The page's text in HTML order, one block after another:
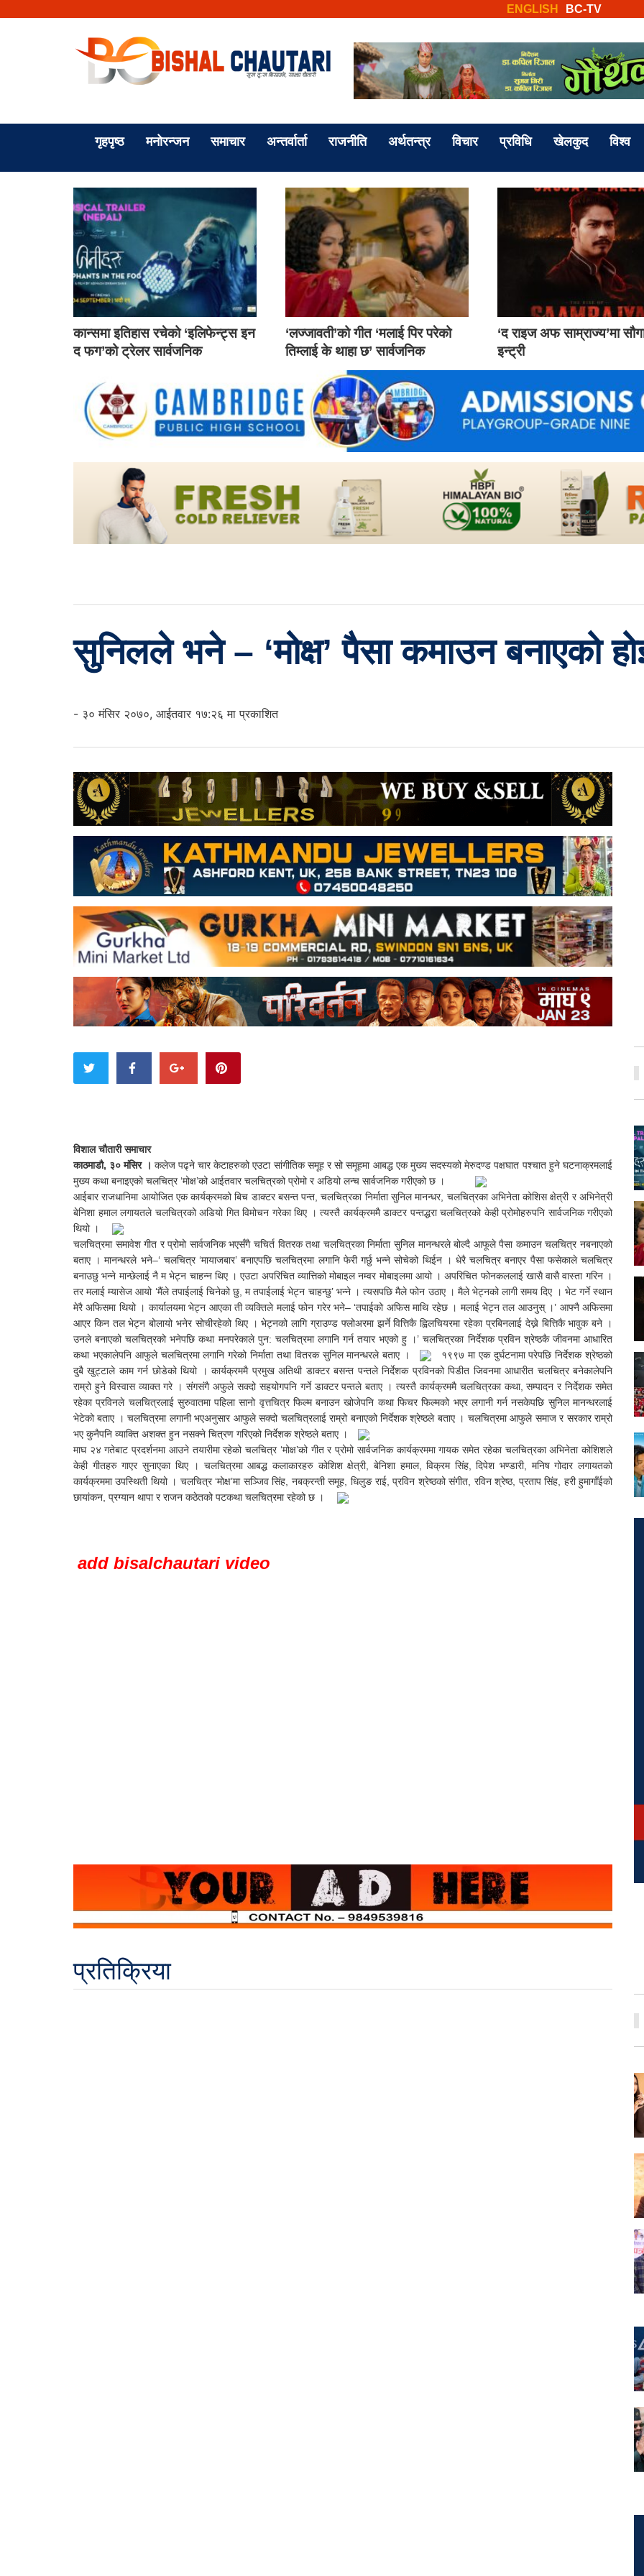
BC-TV
ENGLISH
गृहपृष्ठ मनोरन्जन समाचार अन्तर्वार्ता राजनीति अर्थतन्त्र विचार प्रविधि खेलकुद विश्व
कान्समा इतिहास रचेको ‘इलिफेन्ट्स इन
द फग’को ट्रेलर सार्वजनिक
‘लज्जावती’को गीत ‘मलाई पिर परेको
तिम्लाई के थाहा छ’ सार्वजनिक
‘द राइज अफ साम्राज्य’मा
इन्ट्री
सुनिलले भने – ‘मोक्ष’ पैसा कमाउन बनाएको
- ३० मंसिर २०७०, आईतवार १७:२६ मा प्रकाशित
विशाल चौतारी समाचार
काठमाडौ, ३० मंसिर । कलेज पढ्ने चार केटाहरुको एउटा सांगीतिक समूह र सो समूहमा आबद्ध एक मुख्य सदस्यको मेरुदण्ड पक्षघात पश्चात हुने घटनाक्रमलाई
मुख्य कथा बनाइएको चलचित्र ‘मोक्ष’को आईतवार चलचित्रको प्रोमो र अडियो लन्च सार्वजनिक गरीएको छ ।
आईबार राजधानिमा आयोजित एक कार्यक्रमको बिच डाक्टर बसन्त पन्त, चलचित्रका निर्माता सुनिल मानन्धर, चलचित्रका अभिनेता कोशिस क्षेत्री र अभिनेत्री
बेनिशा हमाल लगायतले चलचित्रको अडियो गित विमोचन गरेका थिए । त्यस्तै कार्यक्रममै डाक्टर पन्तद्धरा चलचित्रको केही प्रोमोहरुपनि सार्वजनिक गरीएको
थियो ।
चलचित्रमा समावेश गीत र प्रोमो सार्वजनिक भएसँगै चचिर्त वितरक तथा चलचित्रका निर्माता सुनिल मानन्धरले बोल्दै आफूले पैसा कमाउन चलचित्र नबनाएको
बताए । मानन्धरले भने–‘ चलचित्र ‘मायाजबार’ बनाएपछि चलचित्रमा लगानि फेरी गर्छु भन्ने सोचेको थिईन । धेरै चलचित्र बनाएर पैसा फसेकाले चलचित्र
बनाउछु भन्ने मान्छेलाई नै म भेट्न चाहन्न थिए । एउटा अपरिचित व्यात्तिको मोबाइल नम्वर मोबाइलमा आयो । अपरिचित फोनकललाई खासै वासै वास्ता गरिन ।
तर मलाई म्यासेज आयो ‘मैंले तपाईलाई चिनेको छु, म तपाईलाई भेट्न चाहन्छु’ भन्ने । त्यसपछि मैले फोन उठाए । मैले भेट्नको लागी समय दिए । भेट गर्ने स्थान
मेरै अफिसमा थियो । कार्यालयमा भेट्न आएका ती व्यक्तिले मलाई फोन गरेर भने– ‘तपाईको अफिस माथि रहेछ । मलाई भेट्न तल आउनुस् ।’ आफ्नै अफिसमा
आएर किन तल भेट्न बोलायो भनेर सोचीरहेको थिए । भेट्नको लागि ग्राउण्ड फ्लोअरमा झर्ने वित्तिकै ह्विलचियरमा रहेका प्रबिनलाई देख्ने बित्तिकै भावुक बने ।
उनले बनाएको चलचित्रको भनेपछि कथा मनपरेकाले पुन: चलचित्रमा लगानि गर्न तयार भएको हु ।’ चलचित्रका निर्देशक प्रविन श्रेष्ठकै जीवनमा आधारित
कथा भएकालेपनि आफुले चलचित्रमा लगानि गरेको निर्माता तथा वितरक सुनिल मानन्धरले बताए ।
१९९७ मा एक दुर्घटनामा परेपछि निर्देशक श्रेष्ठको
दुबै खुट्टाले काम गर्न छोडेको थियो । कार्यक्रममै प्रमुख अतिथी डाक्टर बसन्त पन्तले निर्देशक प्रविनको पिडीत जिवनमा आधारीत चलचित्र बनेकालेपनि
राम्रो हुने विस्वास व्याक्त गरे । संगसंगै अफुले सक्दो सहयोगपनि गर्ने डाक्टर पन्तले बताए । त्यस्तै कार्यक्रममै चलचित्रका कथा, सम्पादन र निर्देशक समेत
रहेका प्रविनले चलचित्रलाई सुरुवातमा पहिला सानो वृत्तचित्र फिल्म बनाउन खोजेपनि कथा फिचर फिल्मको भएर लगानी गर्न नसकेपछि सुनिल मानन्धरलाई
भेटेको बताए । चलचित्रमा लगानी भएअनुसार आफुले सक्दो चलचित्रलाई राम्रो बनाएको निर्देशक श्रेष्ठले बताए । चलचित्रमा आफुले समाज र सरकार राम्रो
भए कुनैपनि व्याक्ति अशक्त हुन नसक्ने चित्रण गरिएको निर्देशक श्रेष्ठले बताए ।
माघ २४ गतेबाट प्रदर्शनमा आउने तयारीमा रहेको चलचित्र ‘मोक्ष’को गीत र प्रोमो सार्वजनिक कार्यक्रममा गायक समेत रहेका चलचित्रका अभिनेता कोशिशले
केही गीतहरु गाएर सुनाएका थिए । चलचित्रमा आबद्ध कलाकारहरु कोशिश क्षेत्री, बेनिशा हमाल, विक्रम सिंह, दिपेश भण्डारी, मनिष गोदार लगायतको
कार्यक्रममा उपस्थिती थियो । चलचित्र ‘मोक्ष’मा सञ्जिव सिंह, नबक्रन्ती समूह, धिलुङ राई, प्रविन श्रेष्ठको संगीत, रविन श्रेष्ठ, प्रताप सिंह, हरी हुमागाँईको
छायांकन, प्रग्यान थापा र राजन कठेतको पटकथा चलचित्रमा रहेको छ ।
add bisalchautari video
प्रतिक्रिया